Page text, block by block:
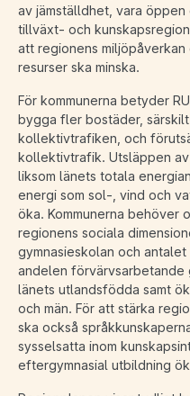
av jämställdhet, vara
tillväxt- och
att regionens
resurser ska minska.
För kommunerna betyder
bygga fler bostäder,
kollektivtrafiken, och
kollektivtrafik. Utsläppen av
liksom länets totala
energi som sol-, vind och
öka. Kommunerna behöver
regionens sociala
gymnasieskolan och
andelen
länets utlandsfödda samt
och män. För att stärka
ska också
sysselsatta inom
eftergymnasial utbildning